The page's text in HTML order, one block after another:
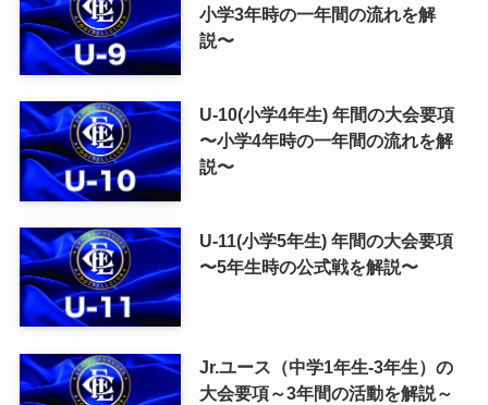
小学3年時の一年間の流れを解
説〜
U-10(小学4年生) 年間の大会要項
〜小学4年時の一年間の流れを解
説〜
U-11(小学5年生) 年間の大会要項
〜5年生時の公式戦を解説〜
Jr.ユース（中学1年生-3年生）の
大会要項～3年間の活動を解説～